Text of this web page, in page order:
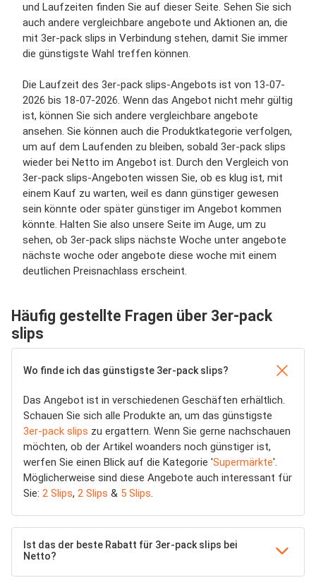
und Laufzeiten finden Sie auf dieser Seite. Sehen Sie sich
auch andere vergleichbare angebote und Aktionen an, die
mit 3er-pack slips in Verbindung stehen, damit Sie immer
die günstigste Wahl treffen können.
Die Laufzeit des 3er-pack slips-Angebots ist von 13-07-
2026 bis 18-07-2026. Wenn das Angebot nicht mehr gültig
ist, können Sie sich andere vergleichbare angebote
ansehen. Sie können auch die Produktkategorie verfolgen,
um auf dem Laufenden zu bleiben, sobald 3er-pack slips
wieder bei Netto im Angebot ist. Durch den Vergleich von
3er-pack slips-Angeboten wissen Sie, ob es klug ist, mit
einem Kauf zu warten, weil es dann günstiger gewesen
sein könnte oder später günstiger im Angebot kommen
könnte. Halten Sie also unsere Seite im Auge, um zu
sehen, ob 3er-pack slips nächste Woche unter angebote
nächste woche oder angebote diese woche mit einem
deutlichen Preisnachlass erscheint.
Häufig gestellte Fragen über 3er-pack
slips
Wo finde ich das günstigste 3er-pack slips?
Das Angebot ist in verschiedenen Geschäften erhältlich.
Schauen Sie sich alle Produkte an, um das günstigste
3er-pack slips zu ergattern. Wenn Sie gerne nachschauen
möchten, ob der Artikel woanders noch günstiger ist,
werfen Sie einen Blick auf die Kategorie 'Supermärkte'.
Möglicherweise sind diese Angebote auch interessant für
Sie: 2 Slips, 2 Slips & 5 Slips.
Ist das der beste Rabatt für 3er-pack slips bei
Netto?